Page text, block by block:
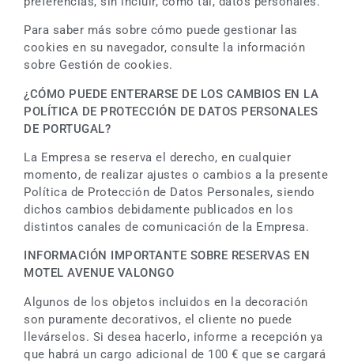
Para saber más sobre cómo puede gestionar las
cookies en su navegador, consulte la información
sobre Gestión de cookies.
¿CÓMO PUEDE ENTERARSE DE LOS CAMBIOS EN LA
POLÍTICA DE PROTECCIÓN DE DATOS PERSONALES
DE PORTUGAL?
La Empresa se reserva el derecho, en cualquier
momento, de realizar ajustes o cambios a la presente
Política de Protección de Datos Personales, siendo
dichos cambios debidamente publicados en los
distintos canales de comunicación de la Empresa.
INFORMACIÓN IMPORTANTE SOBRE RESERVAS EN
MOTEL AVENUE VALONGO
Algunos de los objetos incluidos en la decoración
son puramente decorativos, el cliente no puede
llevárselos. Si desea hacerlo, informe a recepción ya
que habrá un cargo adicional de 100 € que se cargará